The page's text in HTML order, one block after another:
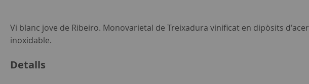
Skip
to
beginning
Vi blanc jove de Ribeiro. Monovarietal de Treixadura vinificat en dipòsits d'acer
inoxidable.
Detalls